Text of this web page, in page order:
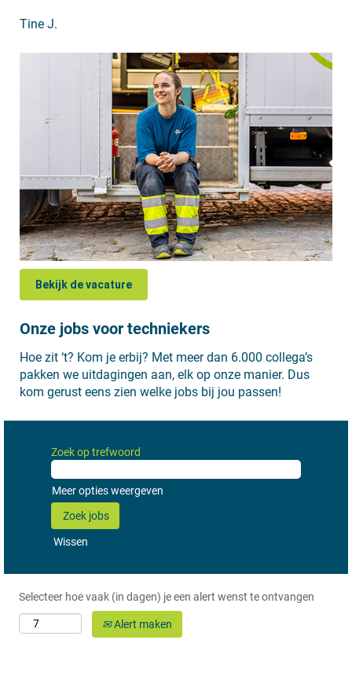
Tine J.
Bekijk de vacature
Onze jobs voor techniekers
Hoe zit ‘t? Kom je erbij? Met meer dan 6.000 collega’s
pakken we uitdagingen aan, elk op onze manier. Dus
kom gerust eens zien welke jobs bij jou passen!
Zoek op trefwoord
Meer opties weergeven
Wissen
Selecteer hoe vaak (in dagen) je een alert wenst te ontvangen
Alert maken